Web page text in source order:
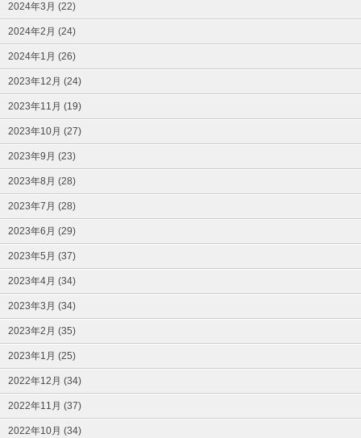
2024年3月 (22)
2024年2月 (24)
2024年1月 (26)
2023年12月 (24)
2023年11月 (19)
2023年10月 (27)
2023年9月 (23)
2023年8月 (28)
2023年7月 (28)
2023年6月 (29)
2023年5月 (37)
2023年4月 (34)
2023年3月 (34)
2023年2月 (35)
2023年1月 (25)
2022年12月 (34)
2022年11月 (37)
2022年10月 (34)